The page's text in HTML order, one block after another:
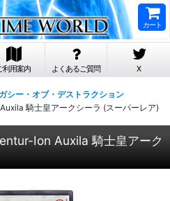
カート
利用案内 よくあるご質問 X
シー・オブ・デストラクション
騎士皇アークシーラ (スーパーレア)
Ion Auxila 騎士皇アーク